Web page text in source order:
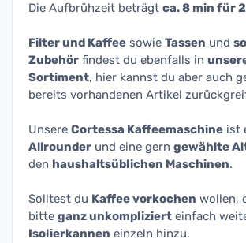
Die Aufbrühzeit beträgt ca. 8 min für
Filter und Kaffee sowie Tassen und
Zubehör findest du ebenfalls in
Sortiment, hier kannst du aber auch
bereits vorhandenen Artikel
Unsere Cortessa Kaffeemaschine ist
Allrounder und eine gern gewählte
den haushaltsüblichen Maschinen.
Solltest du Kaffee vorkochen wollen,
bitte ganz unkompliziert einfach
Isolierkannen einzeln hinzu.